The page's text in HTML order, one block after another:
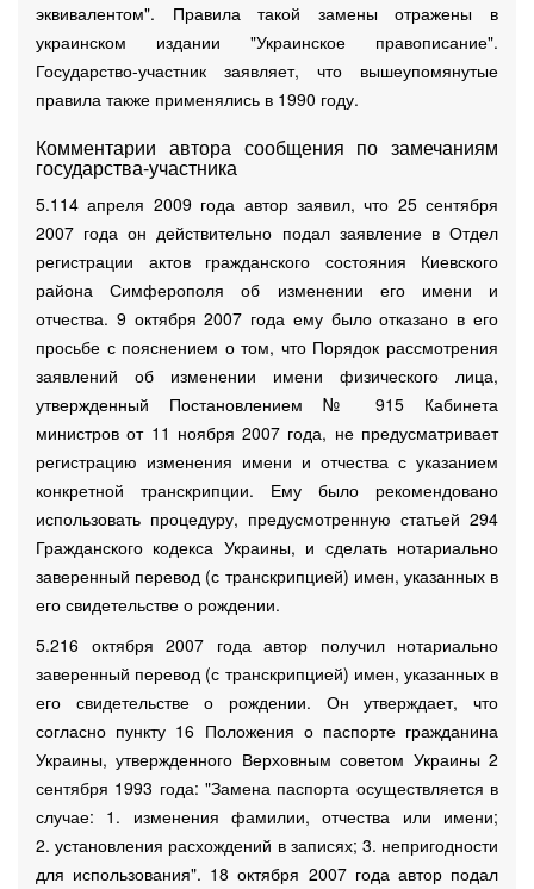
эквивалентом". Правила такой замены отражены в
украинском издании "Украинское правописание".
Государство-участник заявляет, что вышеупомянутые
правила также применялись в 1990 году.
Комментарии автора сообщения по замечаниям
государства-участника
5.114 апреля 2009 года автор заявил, что 25 сентября
2007 года он действительно подал заявление в Отдел
регистрации актов гражданского состояния Киевского
района Симферополя об изменении его имени и
отчества. 9 октября 2007 года ему было отказано в его
просьбе с пояснением о том, что Порядок рассмотрения
заявлений об изменении имени физического лица,
утвержденный Постановлением № 915 Кабинета
министров от 11 ноября 2007 года, не предусматривает
регистрацию изменения имени и отчества с указанием
конкретной транскрипции. Ему было рекомендовано
использовать процедуру, предусмотренную статьей 294
Гражданского кодекса Украины, и сделать нотариально
заверенный перевод (с транскрипцией) имен, указанных в
его свидетельстве о рождении.
5.216 октября 2007 года автор получил нотариально
заверенный перевод (с транскрипцией) имен, указанных в
его свидетельстве о рождении. Он утверждает, что
согласно пункту 16 Положения о паспорте гражданина
Украины, утвержденного Верховным советом Украины 2
сентября 1993 года: "Замена паспорта осуществляется в
случае: 1. изменения фамилии, отчества или имени;
2. установления расхождений в записях; 3. непригодности
для использования". 18 октября 2007 года автор подал